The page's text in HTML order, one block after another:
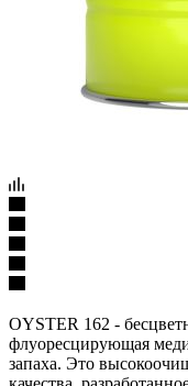
OYSTER 162 -
флуоресцирующая
запаха. Это